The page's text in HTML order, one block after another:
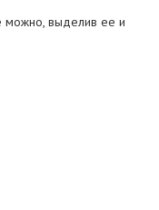
выделив ее и